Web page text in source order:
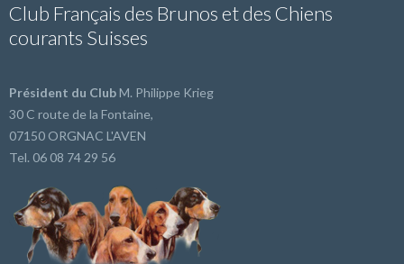
Club Français des Brunos et des Chiens
courants Suisses
Président du ClubM. Philippe Krieg
30 C route de la Fontaine,
07150 ORGNAC L'AVEN
Tel. 06 08 74 29 56